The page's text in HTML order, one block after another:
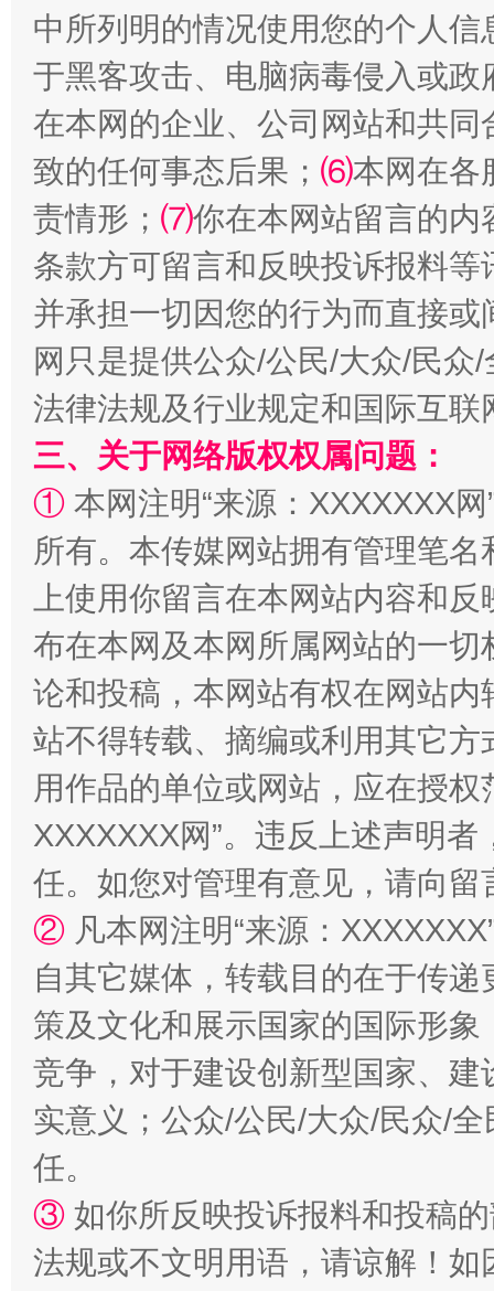
扯下公款旅游的“隐身衣” 如何以
中所列明的情况使用您的个人
于黑客攻击、电脑病毒侵入或
在本网的企业、公司网站和共
致的任何事态后果； ⑹本网在各
责情形； ⑺你在本网站留言的内
条款方可留言和反映投诉报料
并承担一切因您的行为而直接
网只是提供公众/公民/大众/民
法律法规及行业规定和国际互
三、关于网络版权权属问题：
① 本网注明“来源：XXXXXXX
所有。本传媒网站拥有管理笔
上使用你留言在本网站内容和
布在本网及本网所属网站的一
论和投稿，本网站有权在网站
站不得转载、摘编或利用其它
用作品的单位或网站，应在授
XXXXXXX网”。违反上述声明
任。如您对管理有意见，请向
② 凡本网注明“来源：
自其它媒体，转载目的在于传
策及文化和展示国家的国际形
竞争，对于建设创新型国家、
实意义；公众/公民/大众/民众/
任。
③ 如你所反映投诉报料和投稿
法规或不文明用语，请谅解！